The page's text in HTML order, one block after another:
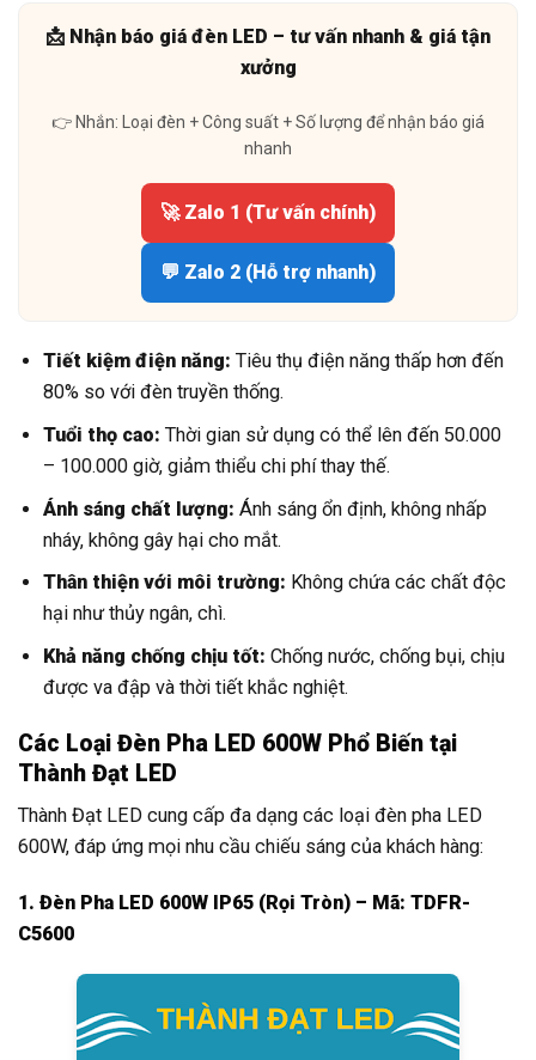
📩 Nhận báo giá đèn LED – tư vấn nhanh & giá tận
xưởng
👉 Nhắn: Loại đèn + Công suất + Số lượng để nhận báo giá
nhanh
🚀 Zalo 1 (Tư vấn chính)
💬 Zalo 2 (Hỗ trợ nhanh)
Tiết kiệm điện năng: Tiêu thụ điện năng thấp hơn đến
80% so với đèn truyền thống.
Tuổi thọ cao: Thời gian sử dụng có thể lên đến 50.000
– 100.000 giờ, giảm thiểu chi phí thay thế.
Ánh sáng chất lượng: Ánh sáng ổn định, không nhấp
nháy, không gây hại cho mắt.
Thân thiện với môi trường: Không chứa các chất độc
hại như thủy ngân, chì.
Khả năng chống chịu tốt: Chống nước, chống bụi, chịu
được va đập và thời tiết khắc nghiệt.
Các Loại Đèn Pha LED 600W Phổ Biến tại
Thành Đạt LED
Thành Đạt LED cung cấp đa dạng các loại đèn pha LED
600W, đáp ứng mọi nhu cầu chiếu sáng của khách hàng:
1. Đèn Pha LED 600W IP65 (Rọi Tròn) – Mã: TDFR-
C5600